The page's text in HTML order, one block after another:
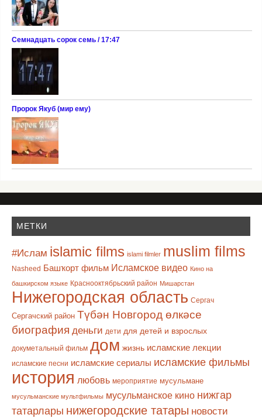
Семнадцать сорок семь / 17:47
Пророк Якуб (мир ему)
МЕТКИ
#Ислам islamic films islami filmler muslim films
Nasheed Башҡорт фильм Исламское видео Кино на
башкирском языке Краснооктябрьский район Мишарстан
Нижегородская область Сергач
Сергачский район Түбән Новгород өлкәсе
биография деньги дети для детей и взрослых
докуметальный фильм дом жизнь исламские лекции
исламские песни исламские сериалы исламские фильмы
история любовь мероприятие мусульмане
мусульманские мультфильмы мусульманское кино нижгар
татарлары нижегородские татары новости